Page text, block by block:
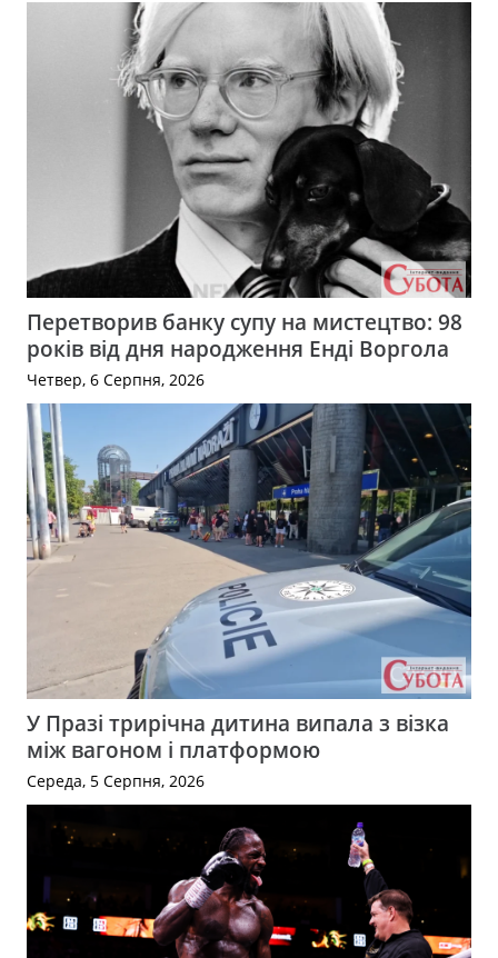
Перетворив банку супу на мистецтво: 98
років від дня народження Енді Воргола
Четвер, 6 Серпня, 2026
У Празі трирічна дитина випала з візка
між вагоном і платформою
Середа, 5 Серпня, 2026